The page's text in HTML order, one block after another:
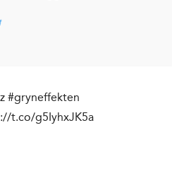
#gryneffekten
t.co/g5IyhxJK5a